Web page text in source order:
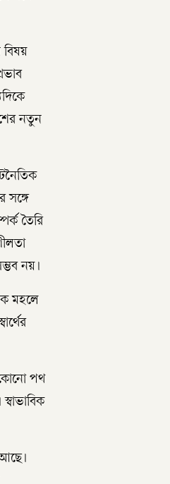
বিষয়
নতুন
সঙ্গে
তৈরি
নয়।
মহলে
কোনো পথ